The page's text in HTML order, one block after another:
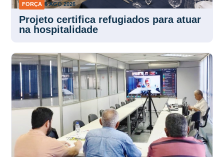
FORÇA 6 AGO 2026
Projeto certifica refugiados para atuar
na hospitalidade